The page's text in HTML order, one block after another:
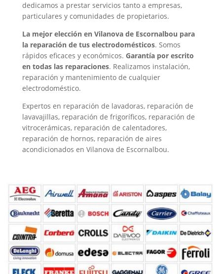
dedicamos a prestar servicios tanto a empresas,
particulares y comunidades de propietarios.
La mejor elección en Vilanova de Escornalbou para
la reparación de tus electrodomésticos. Somos
rápidos eficaces y económicos. Garantía por escrito
en todas las reparaciones. Realizamos instalación,
reparación y mantenimiento de cualquier
electrodoméstico.
Expertos en reparación de lavadoras, reparación de
lavavajillas, reparación de frigoríficos, reparación de
vitrocerámicas, reparación de calentadores,
reparación de hornos, reparación de aires
acondicionados en Vilanova de Escornalbou.